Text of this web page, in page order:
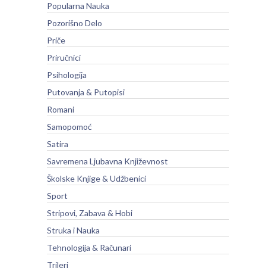
Popularna Nauka
Pozorišno Delo
Priče
Priručnici
Psihologija
Putovanja & Putopisi
Romani
Samopomoć
Satira
Savremena Ljubavna Književnost
Školske Knjige & Udžbenici
Sport
Stripovi, Zabava & Hobi
Struka i Nauka
Tehnologija & Računari
Trileri